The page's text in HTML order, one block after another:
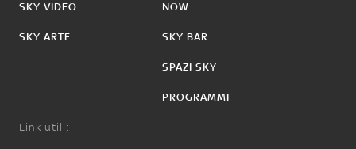
SKY VIDEO
SKY ARTE
NOW
SKY BAR
SPAZI SKY
PROGRAMMI
Link utili: